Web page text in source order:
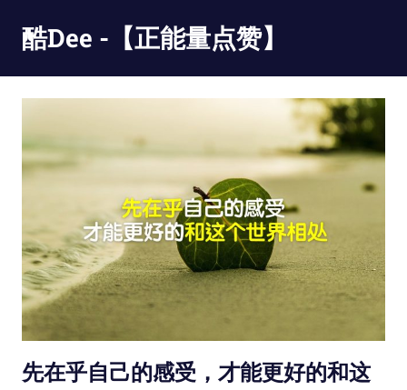
content
酷Dee -【正能量点赞】
只
有
先在乎自己的感受，才能更好的和这